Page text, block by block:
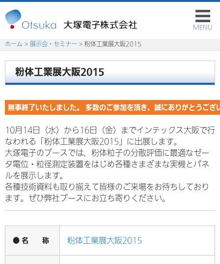
MENU
ホーム > 展示会・セミナー > 粉体工業展大阪2015
粉体工業展大阪2015
無事終了いたしました。 多数のご参加を頂き、誠にありがとうござ
10月14日（水）から16日（金）までインテックス大阪で行
なわれる「粉体工業展大阪2015」に出展します。
大塚電子のブースでは、粉体粒子の分散評価に最適なゼー
タ電位・粒径測定装置をはじめ各種さまざまな実機とパネ
ルを展示します。
各種技術資料も取り揃えて皆様のご来場をお待ちしており
ます。ぜひ弊社ブースにお立ち寄りください。
● 名 称 粉体工業展大阪2015